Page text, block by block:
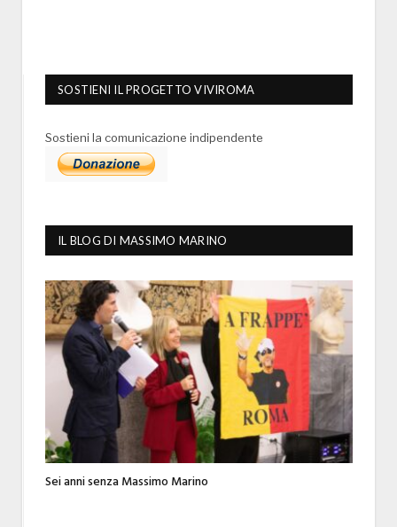
SOSTIENI IL PROGETTO VIVIROMA
Sostieni la comunicazione indipendente
IL BLOG DI MASSIMO MARINO
Sei anni senza Massimo Marino